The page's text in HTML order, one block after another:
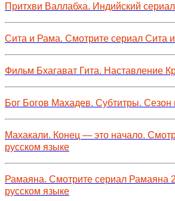
Притхви Валлабха. Индийский
Сита и Рама. Смотрите сериал Сита
Фильм Бхагават Гита. Наставление
Бог Богов Махадев. Субтитры. Сезон
Махакали. Конец — это начало.
русском языке
Рамаяна. Смотрите сериал Рамаяна
русском языке